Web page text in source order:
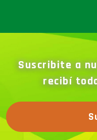
Suscribite a
recibí